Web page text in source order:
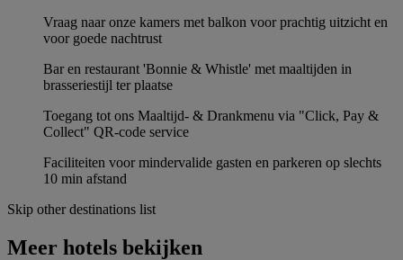
Vraag naar onze kamers met balkon voor prachtig uitzicht en
voor goede nachtrust
Bar en restaurant 'Bonnie & Whistle' met maaltijden in
brasseriestijl ter plaatse
Toegang tot ons Maaltijd- & Drankmenu via "Click, Pay &
Collect" QR-code service
Faciliteiten voor mindervalide gasten en parkeren op slechts
10 min afstand
Skip other destinations list
Meer hotels bekijken